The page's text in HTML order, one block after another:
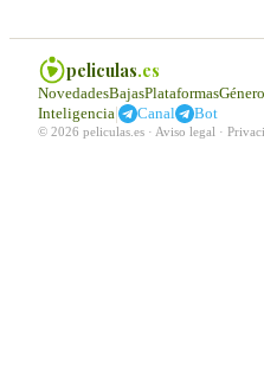
peliculas.es
NovedadesBajasPlataformas
Inteligencia| Canal Bot
© 2026 peliculas.es · Aviso legal ·